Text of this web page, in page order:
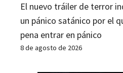
El nuevo tráiler de terror
un pánico satánico por el
pena entrar en pánico
8 de agosto de 2026